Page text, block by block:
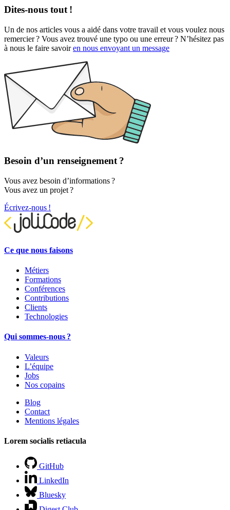
Dites-nous tout !
Un de nos articles vous a aidé dans votre travail et vous voulez nous
remercier ? Vous avez trouvé une typo ou une erreur ? N’hésitez pas
à nous le faire savoiren nous envoyant un message
Besoin d’un renseignement ?
Vous avez besoin d’informations ?
Vous avez un projet ?
Écrivez-nous !
Ce que nous faisons
Métiers
Formations
Conférences
Contributions
Clients
Technologies
Qui sommes-nous ?
Valeurs
L’équipe
Jobs
Nos copains
Blog
Contact
Mentions légales
Lorem socialis retiacula
GitHub
LinkedIn
Bluesky